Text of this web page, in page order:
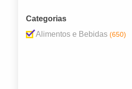
Categorias
Alimentos e Bebidas (650)